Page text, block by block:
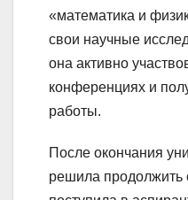
«математика и
свои научные
она активно
конференциях и
работы.
После окончания
решила продолжить